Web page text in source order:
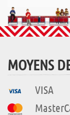
MOYENS
VISA